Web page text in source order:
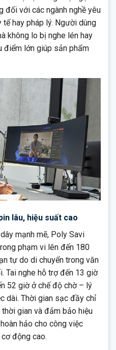
đối với các ngành nghề yêu
hay pháp lý. Người dùng
không lo bị nghe lén hay
điểm lớn giúp sản phẩm
lâu, hiệu suất cao
mạnh mẽ, Poly Savi
phạm vi lên đến 180
tự do di chuyển trong văn
Tai nghe hỗ trợ đến 13 giờ
52 giờ ở chế độ chờ – lý
dài. Thời gian sạc đầy chỉ
gian và đảm bảo hiệu
hảo cho công việc
động cao.